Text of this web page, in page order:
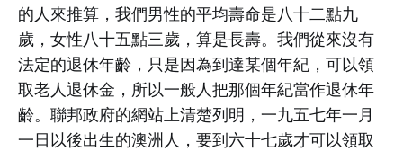
的人來推算，我們男性的平均壽命是八十二點九
歲，女性八十五點三歲，算是長壽。我們從來沒有
法定的退休年齡，只是因為到達某個年紀，可以領
取老人退休金，所以一般人把那個年紀當作退休年
齡。聯邦政府的網站上清楚列明，一九五七年一月
一日以後出生的澳洲人，要到六十七歲才可以領取